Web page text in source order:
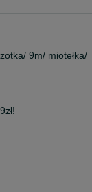
9m/ miotełka/
rozciągnąć